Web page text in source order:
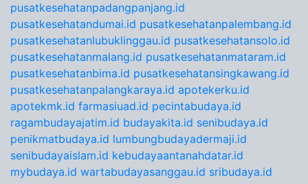
pusatkesehatanpadangpanjang.id
pusatkesehatandumai.id pusatkesehatanpalembang.id
pusatkesehatanlubuklinggau.id pusatkesehatansolo.id
pusatkesehatanmalang.id pusatkesehatanmataram.id
pusatkesehatanbima.id pusatkesehatansingkawang.id
pusatkesehatanpalangkaraya.id apotekerku.id
apotekmk.id farmasiuad.id pecintabudaya.id
ragambudayajatim.id budayakita.id senibudaya.id
penikmatbudaya.id lumbungbudayadermaji.id
senibudayaislam.id kebudayaantanahdatar.id
mybudaya.id wartabudayasanggau.id sribudaya.id